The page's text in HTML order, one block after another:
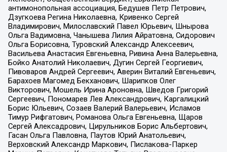
антимонопольная ассоциация, Бедушев Петр Петрович,
Дзугкоева Регина Николаевна, Кривенко Сергей
Владимирович, Милославский Павел Юрьевич, Шнырова
Ольга Вадимовна, Чанышева Лилия Айратовна, Сидорович
Ольга Борисовна, Туровский Александр Алексеевич,
Васильева Анастасия Евгеньевна, Ривина Анна Валерьевна,
Бойко Анатолий Николаевич, Дугин Сергей Георгиевич,
Пивоваров Андрей Сергеевич, Аверин Виталий Евгеньевич,
Барахоев Магомед Бекханович, Шарипков Олег
Викторович, Мошель Ирина Ароновна, Шведов Григорий
Сергеевич, Пономарев Лев Александрович, Каргалицкий
Борис Юльевич, Созаев Валерий Валерьевич, Исламов
Тимур Рифгатович, Романова Ольга Евгеньевна, Щаров
Сергей Алексадрович, Цирульников Борис Альбертович,
Гасан Ольга Павловна, Паутов Юрий Анатольевич,
Верховский Александр Маркович, Пислакова-Паркер